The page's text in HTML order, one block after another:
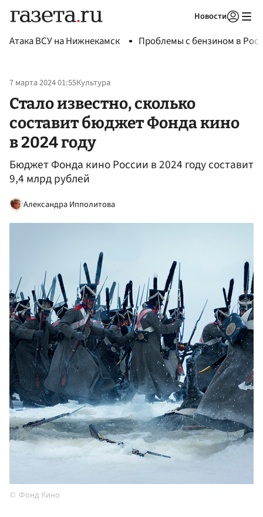
Новости
Атака ВСУ на Нижнекамск Проблемы с бензином в
7 марта 2024 01:55Культура
Стало известно, сколько
составит бюджет Фонда кино
в 2024 году
Бюджет Фонда кино России в 2024 году составит
9,4 млрд рублей
Александра Ипполитова
Фонд Кино